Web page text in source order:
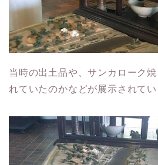
当時の出土品や、サンカローク
れていたのかなどが展示されてい